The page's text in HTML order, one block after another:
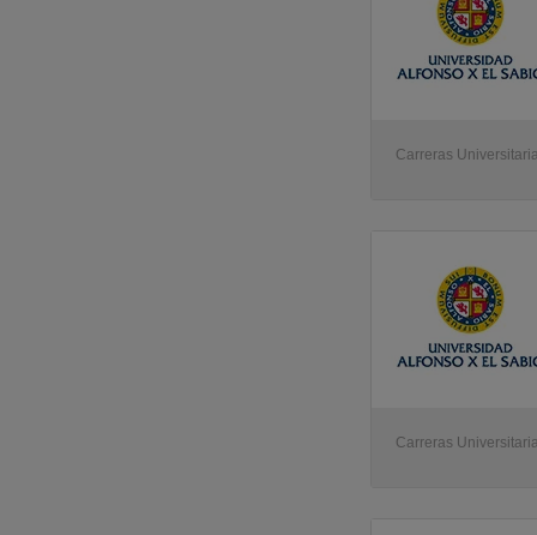
Carreras
Carreras